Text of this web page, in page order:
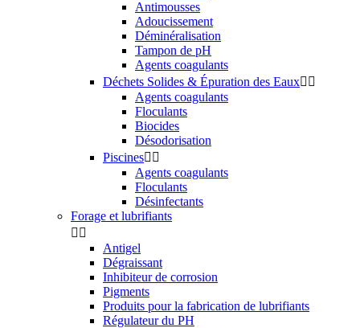
Antimousses
Adoucissement
Déminéralisation
Tampon de pH
Agents coagulants
Déchets Solides & Épuration des Eaux 
Agents coagulants
Floculants
Biocides
Désodorisation
Piscines 
Agents coagulants
Floculants
Désinfectants
Forage et lubrifiants
 
Antigel
Dégraissant
Inhibiteur de corrosion
Pigments
Produits pour la fabrication de lubrifiants
Régulateur du PH